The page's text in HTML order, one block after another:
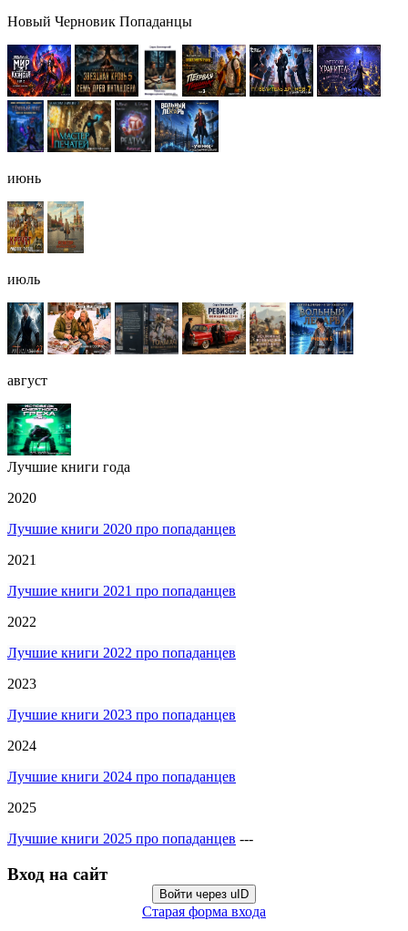
Новый Черновик Попаданцы
июнь
июль
август
Лучшие книги года
2020
Лучшие книги 2020 про попаданцев
2021
Лучшие книги 2021 про попаданцев
2022
Лучшие книги 2022 про попаданцев
2023
Лучшие книги 2023 про попаданцев
2024
Лучшие книги 2024 про попаданцев
2025
Лучшие книги 2025 про попаданцев ---
Вход на сайт
Войти через uID
Старая форма входа